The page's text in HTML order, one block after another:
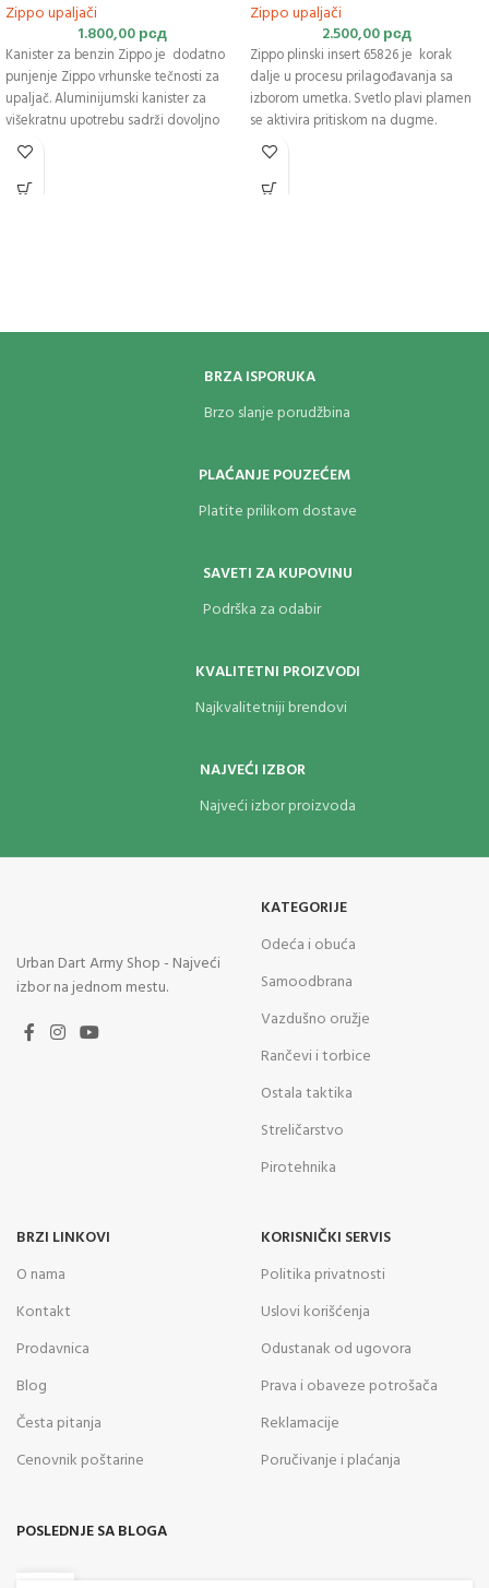
Zippo upaljači
1.800,00рсд
Kanister za benzin Zippo je dodatno
punjenje Zippo vrhunske tečnosti za
upaljač. Aluminijumski kanister za
višekratnu upotrebu sadrži dovoljno
goriva da napuni jedan Zippo upaljač
ili 6-satno punjenje grejača za ruke.
Uključuje
Zippo upaljači
2.500,00рсд
Zippo plinski insert 65826 je korak
dalje u procesu prilagođavanja sa
izborom umetka. Svetlo plavi plamen
se aktivira pritiskom na dugme.
Umetak sa jednim plamenom nudi
izvor toplote bez mirisa koji traje duže
nego ranije i ima garanciju najbolju u
BRZA ISPORUKA
Brzo slanje porudžbina
PLAĆANJE POUZEĆEM
Platite prilikom dostave
SAVETI ZA KUPOVINU
Podrška za odabir
KVALITETNI PROIZVODI
Najkvalitetniji brendovi
NAJVEĆI IZBOR
Najveći izbor proizvoda
Urban Dart Army Shop - Najveći
izbor na jednom mestu.
KATEGORIJE
Odeća i obuća
Samoodbrana
Vazdušno oružje
Rančevi i torbice
Ostala taktika
Streličarstvo
Pirotehnika
BRZI LINKOVI
O nama
Kontakt
Prodavnica
Blog
Česta pitanja
Cenovnik poštarine
KORISNIČKI SERVIS
Politika privatnosti
Uslovi korišćenja
Odustanak od ugovora
Prava i obaveze potrošača
Reklamacije
Poručivanje i plaćanja
POSLEDNJE SA BLOGA